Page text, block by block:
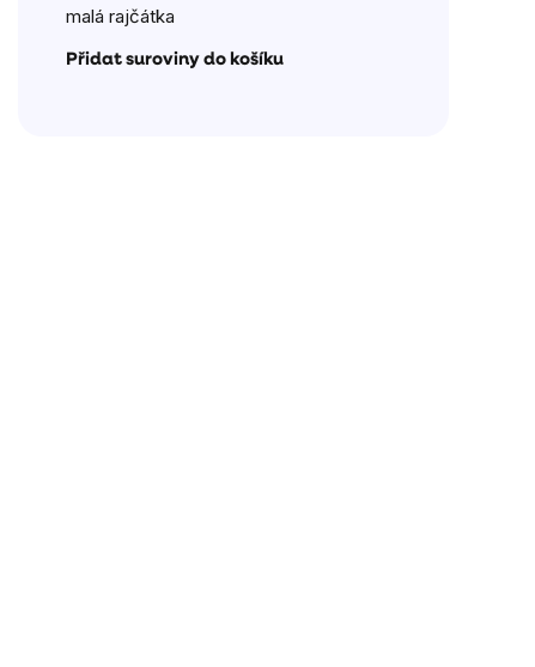
malá rajčátka
Přidat suroviny do košíku